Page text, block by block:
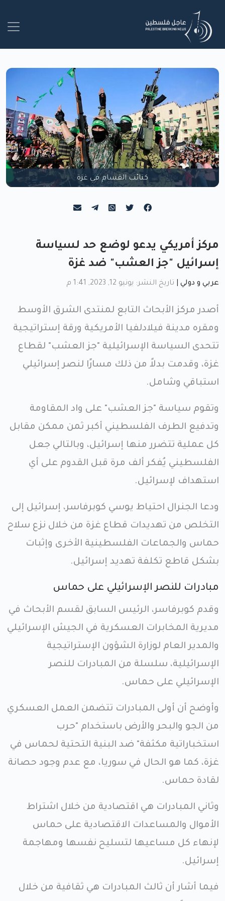
كتائب القسام في غزة
مركز أمريكي يدعو لوضع حد لسياسة
إسرائيل "جز العشب" ضد غزة
عربي و دولي تاريخ النشر: يونيو 12, 2023, 1:41 م
أصدر مركز الأبحاث التابع لمنتدى الشرق الأوسط
ومقره مدينة فيلادلفيا الأمريكية ورقة إستراتيجية
تتحدى السياسة الإسرائيلية "جز العشب" لقطاع
غزة، وقدمت بدلاً من ذلك مسارًا لنصر إسرائيلي
استباقي وشامل.
وتقوم سياسة "جز العشب" على واد المقاومة
وتدفيع الطرف الفلسطيني أكبر ثمن ممكن مقابل
كل عملية تتضرر منها إسرائيل، وبالتالي جعل
الفلسطيني يُفكر ألف مرة قبل القدوم على أي
استهداف لإسرائيل.
ودعا الجنرال احتياط يوسي كوبرفاسر، إسرائيل إلى
التخلص من تهديدات قطاع غزة من خلال نزع سلاح
حماس والجماعات الفلسطينية الأخرى وإثبات
بشكل قاطع تكلفة تهديد إسرائيل.
مبادرات للنصر الإسرائيلي على حماس
وقدم كوبرفاسر، الرئيس السابق لقسم الأبحاث في
مديرية المخابرات العسكرية في الجيش الإسرائيلي
والمدير العام لوزارة الشؤون الإستراتيجية
الإسرائيلية، سلسلة من المبادرات للنصر
الإسرائيلي على حماس.
وأوضح أن أولى المبادرات تتضمن العمل العسكري
من الجو والبحر والأرض باستخدام "حرب
استخباراتية مكثفة" ضد البنية التحتية لحماس في
غزة، كما هو الحال في سوريا، مع عدم وجود حصانة
لقادة حماس.
وثاني المبادرات هي اقتصادية من خلال اشتراط
الأموال والمساعدات الاقتصادية على حماس
لإنهاء كل مساعيها لتسليح نفسها ومهاجمة
إسرائيل.
فيما أشار أن ثالث المبادرات هي ثقافية من خلال